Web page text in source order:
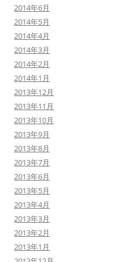
2014年6月
2014年5月
2014年4月
2014年3月
2014年2月
2014年1月
2013年12月
2013年11月
2013年10月
2013年9月
2013年8月
2013年7月
2013年6月
2013年5月
2013年4月
2013年3月
2013年2月
2013年1月